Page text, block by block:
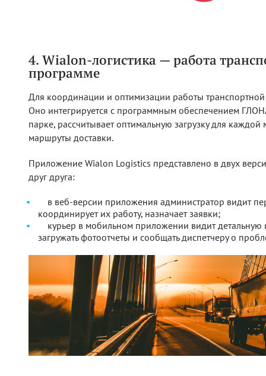
4. Wialon-логистика — работа
программе
Для координации и оптимизации работы
Оно интегрируется с программным обеспечением
парке, рассчитывает оптимальную загрузку для
маршруты доставки.
Приложение Wialon Logistics представлено в двух
друг друга:
в веб-версии приложения администратор видит
координирует их работу, назначает заявки;
курьер в мобильном приложении видит
загружать фотоотчеты и сообщать диспетчеру о